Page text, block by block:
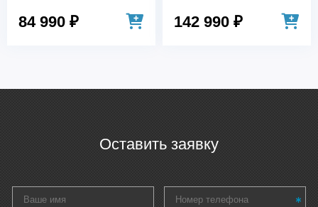
84 990 ₽ 142 990 ₽
Оставить заявку